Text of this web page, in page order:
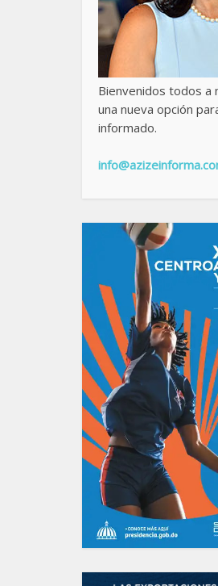
Bienvenidos todos a
una nueva opción
informado.